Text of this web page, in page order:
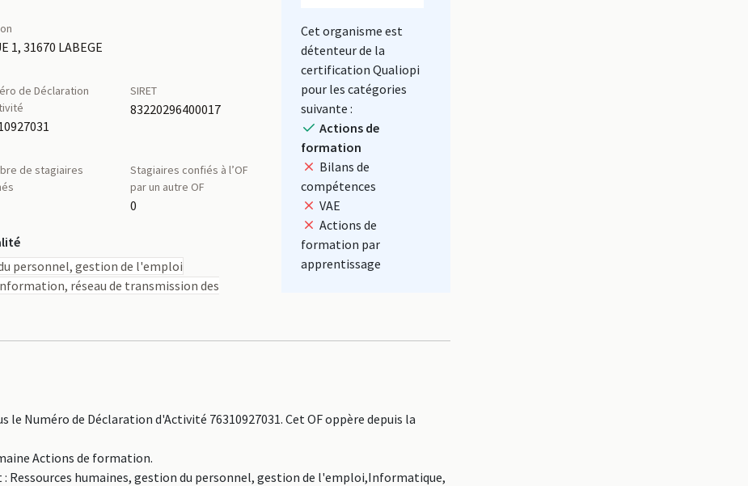
1, 31670 LABEGE
de Déclaration
SIRET
83220296400017
de stagiaires
Stagiaires confiés à l’OF
par un autre OF
0
personnel, gestion de l'emploi
réseau de transmission des
Cet organisme est
détenteur de la
certification Qualiopi
pour les catégories
suivante :
Actions de
formation
Bilans de
compétences
VAE
Actions de
formation par
apprentissage
le Numéro de Déclaration d'Activité 76310927031. Cet OF oppère depuis la
Actions de formation.
Ressources humaines, gestion du personnel, gestion de l'emploi,Informatique,